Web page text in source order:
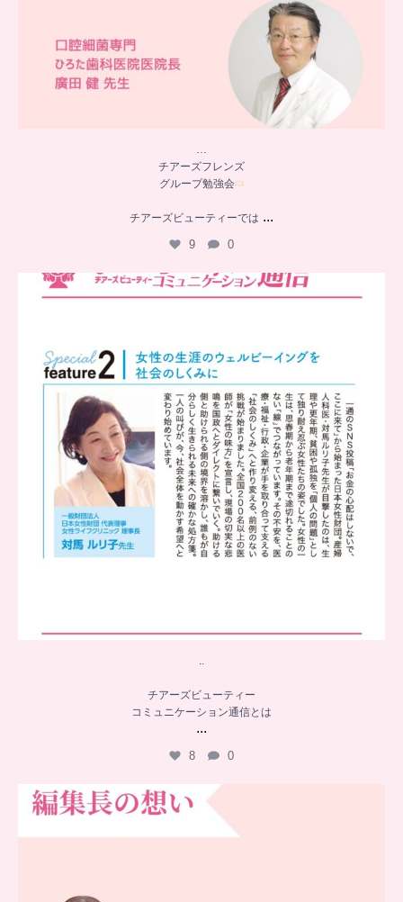
…
チアーズフレンズ
グループ勉強会
チアーズビューティーでは ...
9 0
..
8
..
チアーズビューティー
コミュニケーション通信とは
...
8 0
チアーズビューティー誕生秘話